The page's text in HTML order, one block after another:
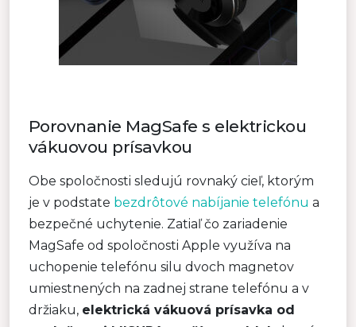
Porovnanie MagSafe s elektrickou
vákuovou prísavkou
Obe spoločnosti sledujú rovnaký cieľ, ktorým
je v podstate bezdrôtové nabíjanie telefónu a
bezpečné uchytenie. Zatiaľ čo zariadenie
MagSafe od spoločnosti Apple využíva na
uchopenie telefónu silu dvoch magnetov
umiestnených na zadnej strane telefónu a v
držiaku, elektrická vákuová prísavka od